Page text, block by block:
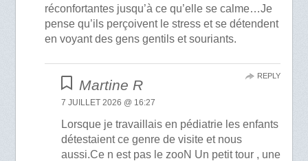
réconfortantes jusqu’à ce qu’elle se calme…Je
pense qu’ils perçoivent le stress et se détendent
en voyant des gens gentils et souriants.
Martine R
7 JUILLET 2026 @ 16:27
Lorsque je travaillais en pédiatrie les enfants
détestaient ce genre de visite et nous
aussi.Ce n est pas le zooN Un petit tour , une
REPLY